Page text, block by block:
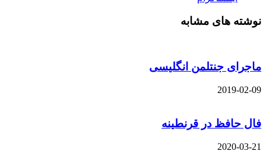
نوشته های مشابه
ماجرای جنتلمن انگلیسی
2019-02-09
فال حافظ در قرنطینه
2020-03-21